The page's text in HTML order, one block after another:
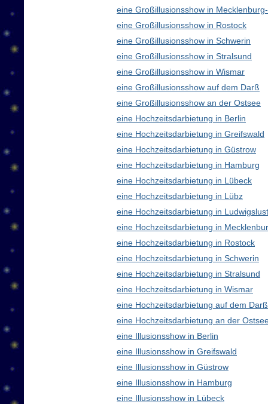
eine Großillusionsshow in
eine Großillusionsshow in Rostock
eine Großillusionsshow in Schwerin
eine Großillusionsshow in Stralsund
eine Großillusionsshow in Wismar
eine Großillusionsshow auf dem Darß
eine Großillusionsshow an der Ostsee
eine Hochzeitsdarbietung in Berlin
eine Hochzeitsdarbietung in Greifswald
eine Hochzeitsdarbietung in Güstrow
eine Hochzeitsdarbietung in Hamburg
eine Hochzeitsdarbietung in Lübeck
eine Hochzeitsdarbietung in Lübz
eine Hochzeitsdarbietung in Ludwigslust
eine Hochzeitsdarbietung in
eine Hochzeitsdarbietung in Rostock
eine Hochzeitsdarbietung in Schwerin
eine Hochzeitsdarbietung in Stralsund
eine Hochzeitsdarbietung in Wismar
eine Hochzeitsdarbietung auf dem Darß
eine Hochzeitsdarbietung an der
eine Illusionsshow in Berlin
eine Illusionsshow in Greifswald
eine Illusionsshow in Güstrow
eine Illusionsshow in Hamburg
eine Illusionsshow in Lübeck